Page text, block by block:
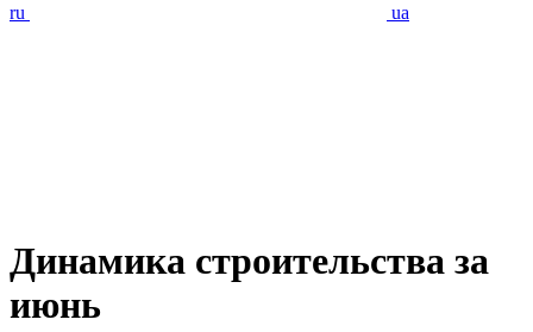
ru ua
Динамика строительства за
июнь